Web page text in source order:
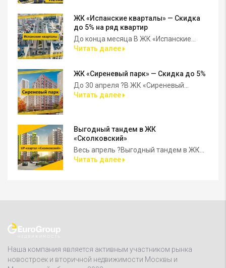
ЖК «Испанские кварталы» — Скидка
до 5% на ряд квартир
До конца месяца В ЖК «Испанские...
Читать далее
ЖК «Сиреневый парк» — Скидка до 5%
До 30 апреля ?В ЖК «Сиреневый...
Читать далее
Выгодный тандем в ЖК
«Сколковский»
Весь апрель ?Выгодный тандем в ЖК...
Читать далее
Наша компания является активным участником рынка
новостроек и вторичной недвижимости Москвы и